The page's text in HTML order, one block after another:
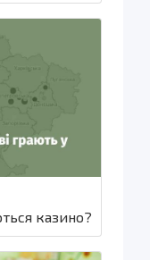
казино?